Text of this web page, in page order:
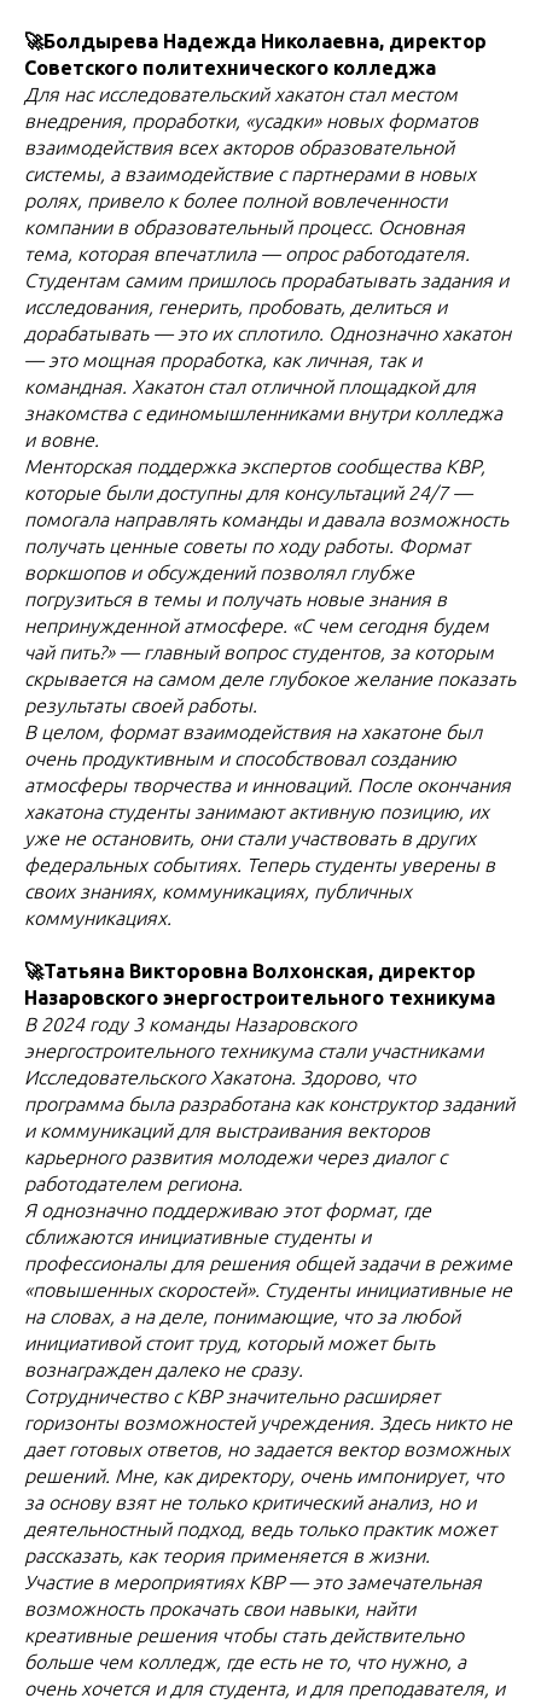
🚀Болдырева Надежда Николаевна, директор
Советского политехнического колледжа
Для нас исследовательский хакатон стал местом
внедрения, проработки, «усадки» новых форматов
взаимодействия всех акторов образовательной
системы, а взаимодействие с партнерами в новых
ролях, привело к более полной вовлеченности
компании в образовательный процесс. Основная
тема, которая впечатлила — опрос работодателя.
Студентам самим пришлось прорабатывать задания и
исследования, генерить, пробовать, делиться и
дорабатывать — это их сплотило. Однозначно хакатон
— это мощная проработка, как личная, так и
командная. Хакатон стал отличной площадкой для
знакомства с единомышленниками внутри колледжа
и вовне.
Менторская поддержка экспертов сообщества КВР,
которые были доступны для консультаций 24/7 —
помогала направлять команды и давала возможность
получать ценные советы по ходу работы. Формат
воркшопов и обсуждений позволял глубже
погрузиться в темы и получать новые знания в
непринужденной атмосфере. «С чем сегодня будем
чай пить?» — главный вопрос студентов, за которым
скрывается на самом деле глубокое желание показать
результаты своей работы.
В целом, формат взаимодействия на хакатоне был
очень продуктивным и способствовал созданию
атмосферы творчества и инноваций. После окончания
хакатона студенты занимают активную позицию, их
уже не остановить, они стали участвовать в других
федеральных событиях. Теперь студенты уверены в
своих знаниях, коммуникациях, публичных
коммуникациях.
🚀Татьяна Викторовна Волхонская, директор
Назаровского энергостроительного техникума
В 2024 году 3 команды Назаровского
энергостроительного техникума стали участниками
Исследовательского Хакатона. Здорово, что
программа была разработана как конструктор заданий
и коммуникаций для выстраивания векторов
карьерного развития молодежи через диалог с
работодателем региона.
Я однозначно поддерживаю этот формат, где
сближаются инициативные студенты и
профессионалы для решения общей задачи в режиме
«повышенных скоростей». Студенты инициативные не
на словах, а на деле, понимающие, что за любой
инициативой стоит труд, который может быть
вознагражден далеко не сразу.
Сотрудничество с КВР значительно расширяет
горизонты возможностей учреждения. Здесь никто не
дает готовых ответов, но задается вектор возможных
решений. Мне, как директору, очень импонирует, что
за основу взят не только критический анализ, но и
деятельностный подход, ведь только практик может
рассказать, как теория применяется в жизни.
Участие в мероприятиях КВР — это замечательная
возможность прокачать свои навыки, найти
креативные решения чтобы стать действительно
больше чем колледж, где есть не то, что нужно, а
очень хочется и для студента, и для преподавателя, и